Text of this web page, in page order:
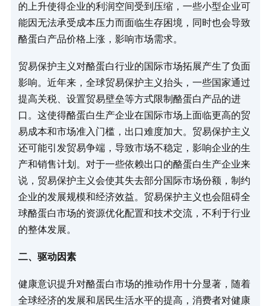
的上升使得企业的利润空间受到压缩，一些小型企业可
能因无法承受成本压力而面临生存困境，同时也会导致
酪蛋白产品价格上涨，影响市场需求。​
贸易保护主义对酪蛋白行业的国际市场拓展产生了负面
影响。近年来，全球贸易保护主义抬头，一些国家通过
提高关税、设置贸易壁垒等方式限制酪蛋白产品的进
口。这使得酪蛋白生产企业在国际市场上面临更高的贸
易成本和市场准入门槛，出口难度加大。贸易保护主义
还可能引发贸易争端，导致市场不稳定，影响企业的生
产和销售计划。对于一些依赖出口的酪蛋白生产企业来
说，贸易保护主义会使其失去部分国际市场份额，制约
企业的发展规模和经济效益。贸易保护主义也会阻碍全
球酪蛋白市场的资源优化配置和技术交流，不利于行业
的整体发展。​
二、驱动因素​
健康意识提升对酪蛋白市场的推动作用十分显著，随着
全球经济的发展和居民生活水平的提高，消费者对健康